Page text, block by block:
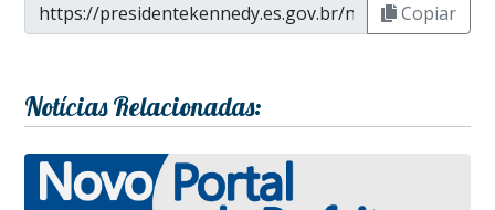
Copiar
Notícias Relacionadas: